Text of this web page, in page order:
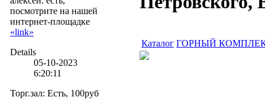
посмотрите на нашей
интернет-площадке
«link»
Details
05-10-2023
6:20:11
Торг.зал: Есть, 100руб
Каталог ГОРНЫЙ